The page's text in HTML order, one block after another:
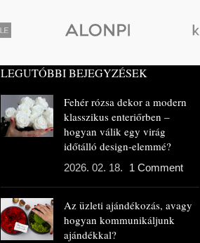
LEGUTÓBBI BEJEGYZÉSEK
Fehér rózsa dekor a modern
klasszikus enteriőrben –
hogyan válik egy virág
időtálló design-elemmé?
2026. 02. 18. 1 Comment
Az üzleti ajándékozás, avagy
hogyan kommunikáljunk
ajándékkal?